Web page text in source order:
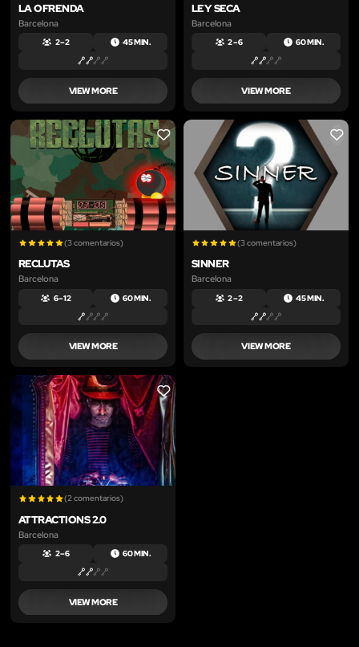
LA OFRENDA
Barcelona
2 – 2 45 MIN.
VIEW MORE
LEY SECA
Barcelona
2 – 6 60 MIN.
VIEW MORE
LIKE
(3 comentarios)
RECLUTAS
Barcelona
6 – 12 60 MIN.
VIEW MORE
LIKE
(3 comentarios)
SINNER
Barcelona
2 – 2 45 MIN.
VIEW MORE
LIKE
(2 comentarios)
ATTRACTIONS 2.0
Barcelona
2 – 6 60 MIN.
VIEW MORE